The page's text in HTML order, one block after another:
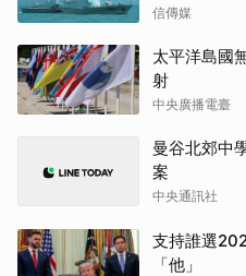
信傳媒
太平洋島國
射
中央廣播電臺
曼谷北郊中
案
中央通訊社
支持誰選
「他」